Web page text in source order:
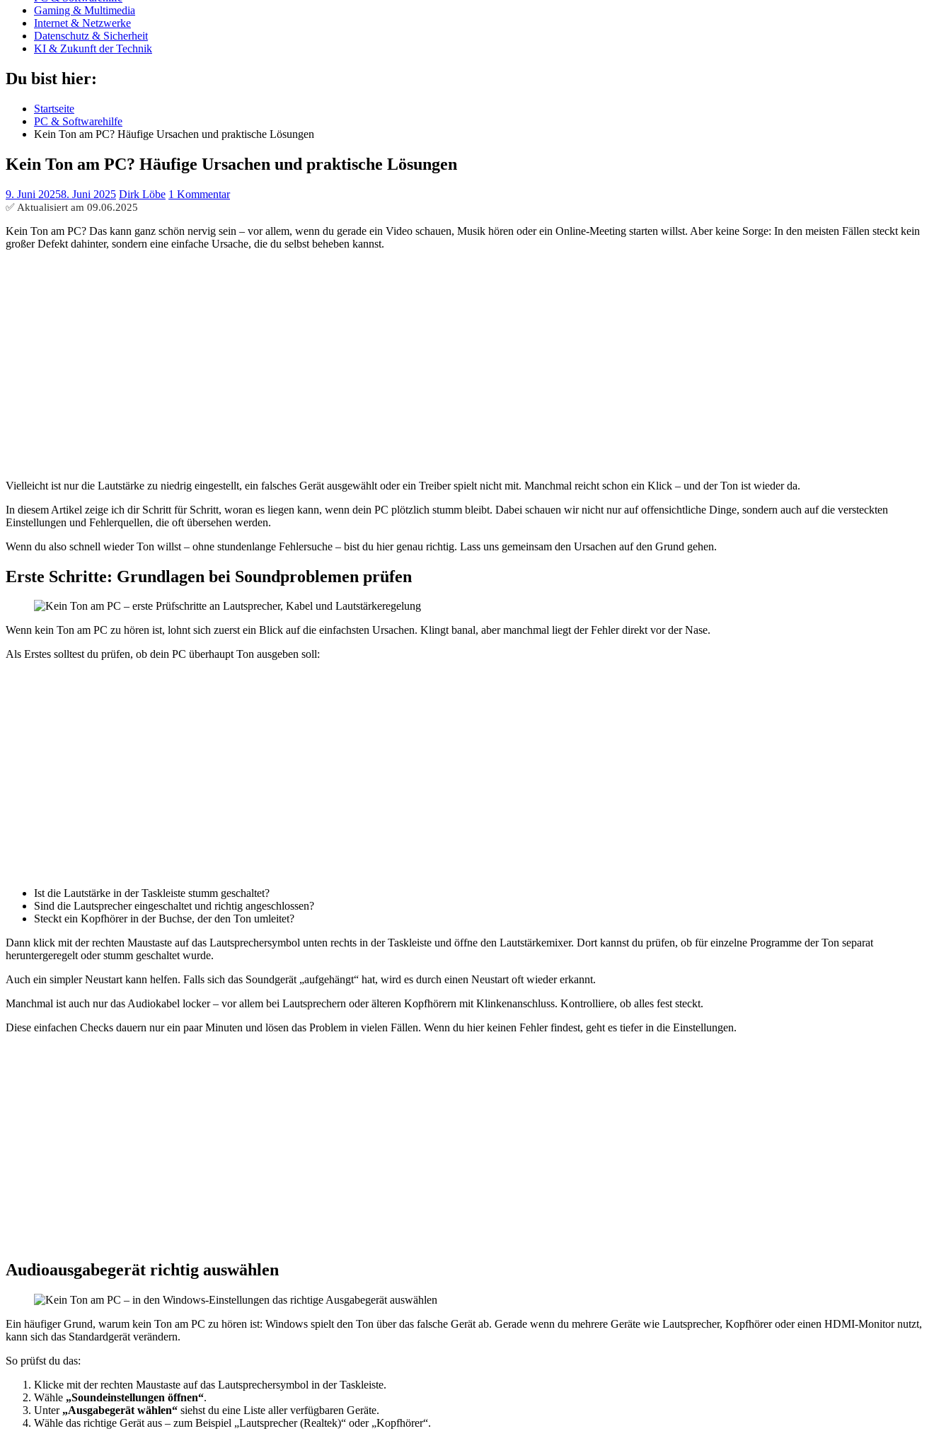
Gaming & Multimedia
Internet & Netzwerke
Datenschutz & Sicherheit
KI & Zukunft der Technik
Du bist hier:
Startseite
PC & Softwarehilfe
Kein Ton am PC? Häufige Ursachen und praktische Lösungen
Kein Ton am PC? Häufige Ursachen und praktische Lösungen
9. Juni 20258. Juni 2025 Dirk Löbe 1 Kommentar
✅ Aktualisiert am 09.06.2025
Kein Ton am PC? Das kann ganz schön nervig sein – vor allem, wenn du gerade ein Video schauen, Musik hören oder ein Online-Meeting starten willst. Aber keine Sorge: In den meisten Fällen steckt kein
großer Defekt dahinter, sondern eine einfache Ursache, die du selbst beheben kannst.
Vielleicht ist nur die Lautstärke zu niedrig eingestellt, ein falsches Gerät ausgewählt oder ein Treiber spielt nicht mit. Manchmal reicht schon ein Klick – und der Ton ist wieder da.
In diesem Artikel zeige ich dir Schritt für Schritt, woran es liegen kann, wenn dein PC plötzlich stumm bleibt. Dabei schauen wir nicht nur auf offensichtliche Dinge, sondern auch auf die versteckten
Einstellungen und Fehlerquellen, die oft übersehen werden.
Wenn du also schnell wieder Ton willst – ohne stundenlange Fehlersuche – bist du hier genau richtig. Lass uns gemeinsam den Ursachen auf den Grund gehen.
Erste Schritte: Grundlagen bei Soundproblemen prüfen
Wenn kein Ton am PC zu hören ist, lohnt sich zuerst ein Blick auf die einfachsten Ursachen. Klingt banal, aber manchmal liegt der Fehler direkt vor der Nase.
Als Erstes solltest du prüfen, ob dein PC überhaupt Ton ausgeben soll:
Ist die Lautstärke in der Taskleiste stumm geschaltet?
Sind die Lautsprecher eingeschaltet und richtig angeschlossen?
Steckt ein Kopfhörer in der Buchse, der den Ton umleitet?
Dann klick mit der rechten Maustaste auf das Lautsprechersymbol unten rechts in der Taskleiste und öffne den Lautstärkemixer. Dort kannst du prüfen, ob für einzelne Programme der Ton separat
heruntergeregelt oder stumm geschaltet wurde.
Auch ein simpler Neustart kann helfen. Falls sich das Soundgerät „aufgehängt“ hat, wird es durch einen Neustart oft wieder erkannt.
Manchmal ist auch nur das Audiokabel locker – vor allem bei Lautsprechern oder älteren Kopfhörern mit Klinkenanschluss. Kontrolliere, ob alles fest steckt.
Diese einfachen Checks dauern nur ein paar Minuten und lösen das Problem in vielen Fällen. Wenn du hier keinen Fehler findest, geht es tiefer in die Einstellungen.
Audioausgabegerät richtig auswählen
Ein häufiger Grund, warum kein Ton am PC zu hören ist: Windows spielt den Ton über das falsche Gerät ab. Gerade wenn du mehrere Geräte wie Lautsprecher, Kopfhörer oder einen HDMI-Monitor nutzt,
kann sich das Standardgerät verändern.
So prüfst du das:
Klicke mit der rechten Maustaste auf das Lautsprechersymbol in der Taskleiste.
Wähle „Soundeinstellungen öffnen“.
Unter „Ausgabegerät wählen“ siehst du eine Liste aller verfügbaren Geräte.
Wähle das richtige Gerät aus – zum Beispiel „Lautsprecher (Realtek)“ oder „Kopfhörer“.